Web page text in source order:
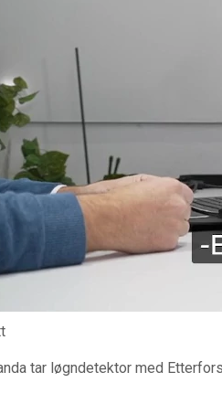
tar løgndetektor med